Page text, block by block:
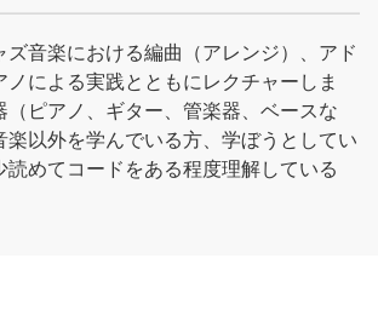
ズ音楽における編曲（アレンジ）、アド
ノによる実践とともにレクチャーしま
（ピアノ、ギター、管楽器、ベースな
楽以外を学んでいる方、学ぼうとしてい
読めてコードをある程度理解している